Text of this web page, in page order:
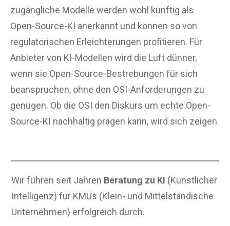
zugängliche Modelle werden wohl künftig als
Open-Source-KI anerkannt und können so von
regulatorischen Erleichterungen profitieren. Für
Anbieter von KI-Modellen wird die Luft dünner,
wenn sie Open-Source-Bestrebungen für sich
beanspruchen, ohne den OSI-Anforderungen zu
genügen. Ob die OSI den Diskurs um echte Open-
Source-KI nachhaltig prägen kann, wird sich zeigen.
Wir führen seit Jahren Beratung zu KI (Künstlicher
Intelligenz) für KMUs (Klein- und Mittelständische
Unternehmen) erfolgreich durch.